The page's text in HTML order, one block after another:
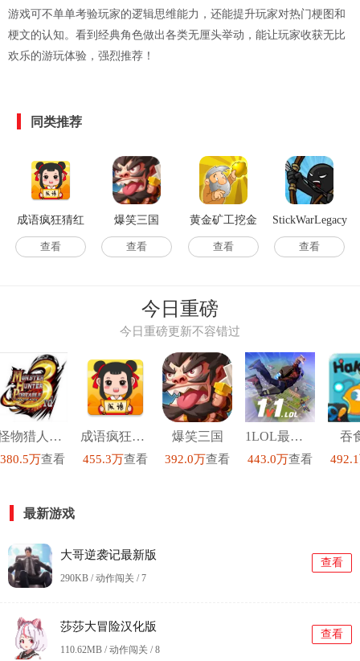
游戏可不单单考验玩家的逻辑思维能力，还能提升玩家对热门梗图和
梗文的认知。看到经典角色做出各类无厘头举动，能让玩家收获无比
欢乐的游玩体验，强烈推荐！
同类推荐
成语疯狂猜红
包版
查看
爆笑三国
查看
黄金矿工挖金
矿
查看
StickWarLegacy
查看
今日重磅
今日重磅更新不容错过
怪物猎人P3汉化高清版
380.5万查看
成语疯狂猜红包版
455.3万查看
爆笑三国
392.0万查看
1LOL最新版
443.0万查看
吞
最新游戏
大哥逆袭记最新版
290KB / 动作闯关 /7
查看
莎莎大冒险汉化版
110.62MB / 动作闯关 /8
查看